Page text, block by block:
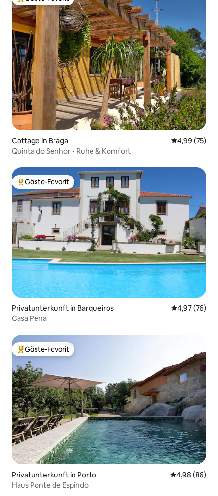
Beliebter Gäste-Favorit.
Cottage in Braga
4,99 (75)
Quinta do Senhor - Ruhe & Komfort
Beliebter Gäste-Favorit.
Gäste-Favorit
Privatunterkunft in Barqueiros
4,97 (76)
Casa Pena
Beliebter Gäste-Favorit.
Gäste-Favorit
Privatunterkunft in Porto
4,98 (86)
Haus Ponte de Espindo